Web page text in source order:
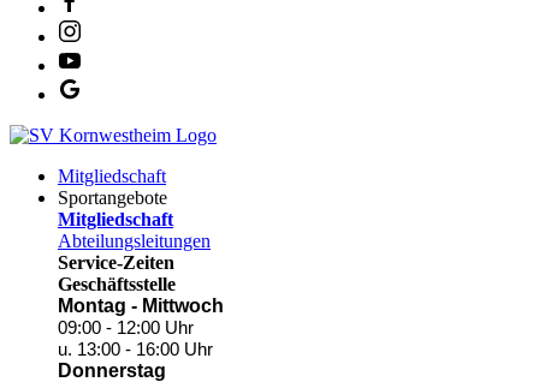
Mitgliedschaft
Sportangebote
Mitgliedschaft
Abteilungsleitungen
Service-Zeiten
Geschäftsstelle
Montag - Mittwoch
09:00 - 12:00 Uhr
u. 13:00 - 16:00 Uhr
Donnerstag